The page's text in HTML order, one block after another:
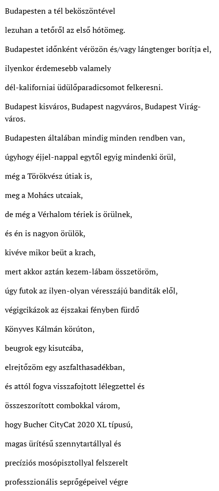
Budapesten a tél beköszöntével
lezuhan a tetőről az első hótömeg.
Budapestet időnként vérözön és/vagy lángtenger borítja el,
ilyenkor érdemesebb valamely
dél-kaliforniai üdülőparadicsomot felkeresni.
Budapest kisváros, Budapest nagyváros, Budapest Virág-
város.
Budapesten általában mindig minden rendben van,
úgyhogy éjjel-nappal egytől egyig mindenki örül,
még a Törökvész útiak is,
meg a Mohács utcaiak,
de még a Vérhalom tériek is örülnek,
és én is nagyon örülök,
kivéve mikor beüt a krach,
mert akkor aztán kezem-lábam összetöröm,
úgy futok az ilyen-olyan véresszájú banditák elől,
végigcikázok az éjszakai fényben fürdő
Könyves Kálmán körúton,
beugrok egy kisutcába,
elrejtőzöm egy aszfalthasadékban,
és attól fogva visszafojtott lélegzettel és
összeszorított combokkal várom,
hogy Bucher CityCat 2020 XL típusú,
magas ürítésű szennytartállyal és
precíziós mosópisztollyal felszerelt
professzionális seprőgépeivel végre